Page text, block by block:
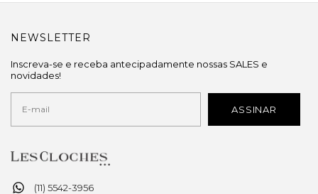
(11) 5542-3956
NEWSLETTER
Inscreva-se e receba antecipadamente nossas SALES e
novidades!